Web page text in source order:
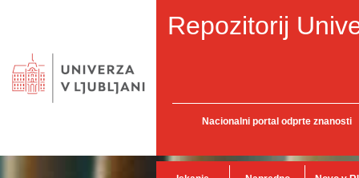
Repozitorij
Nacionalni portal odprte znanosti